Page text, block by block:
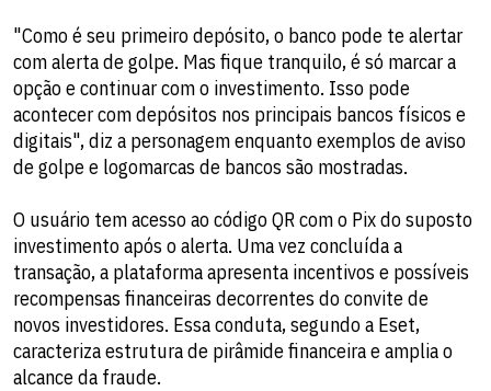
"Como é seu primeiro depósito, o banco pode te alertar
com alerta de golpe. Mas fique tranquilo, é só marcar a
opção e continuar com o investimento. Isso pode
acontecer com depósitos nos principais bancos físicos e
digitais", diz a personagem enquanto exemplos de aviso
de golpe e logomarcas de bancos são mostradas.
O usuário tem acesso ao código QR com o Pix do suposto
investimento após o alerta. Uma vez concluída a
transação, a plataforma apresenta incentivos e possíveis
recompensas financeiras decorrentes do convite de
novos investidores. Essa conduta, segundo a Eset,
caracteriza estrutura de pirâmide financeira e amplia o
alcance da fraude.